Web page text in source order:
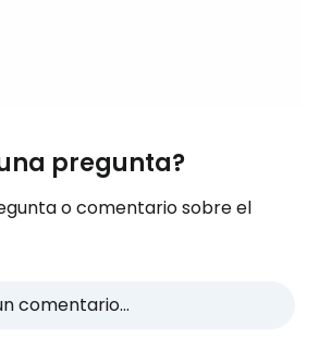
pregunta?
o comentario sobre el
comentario...